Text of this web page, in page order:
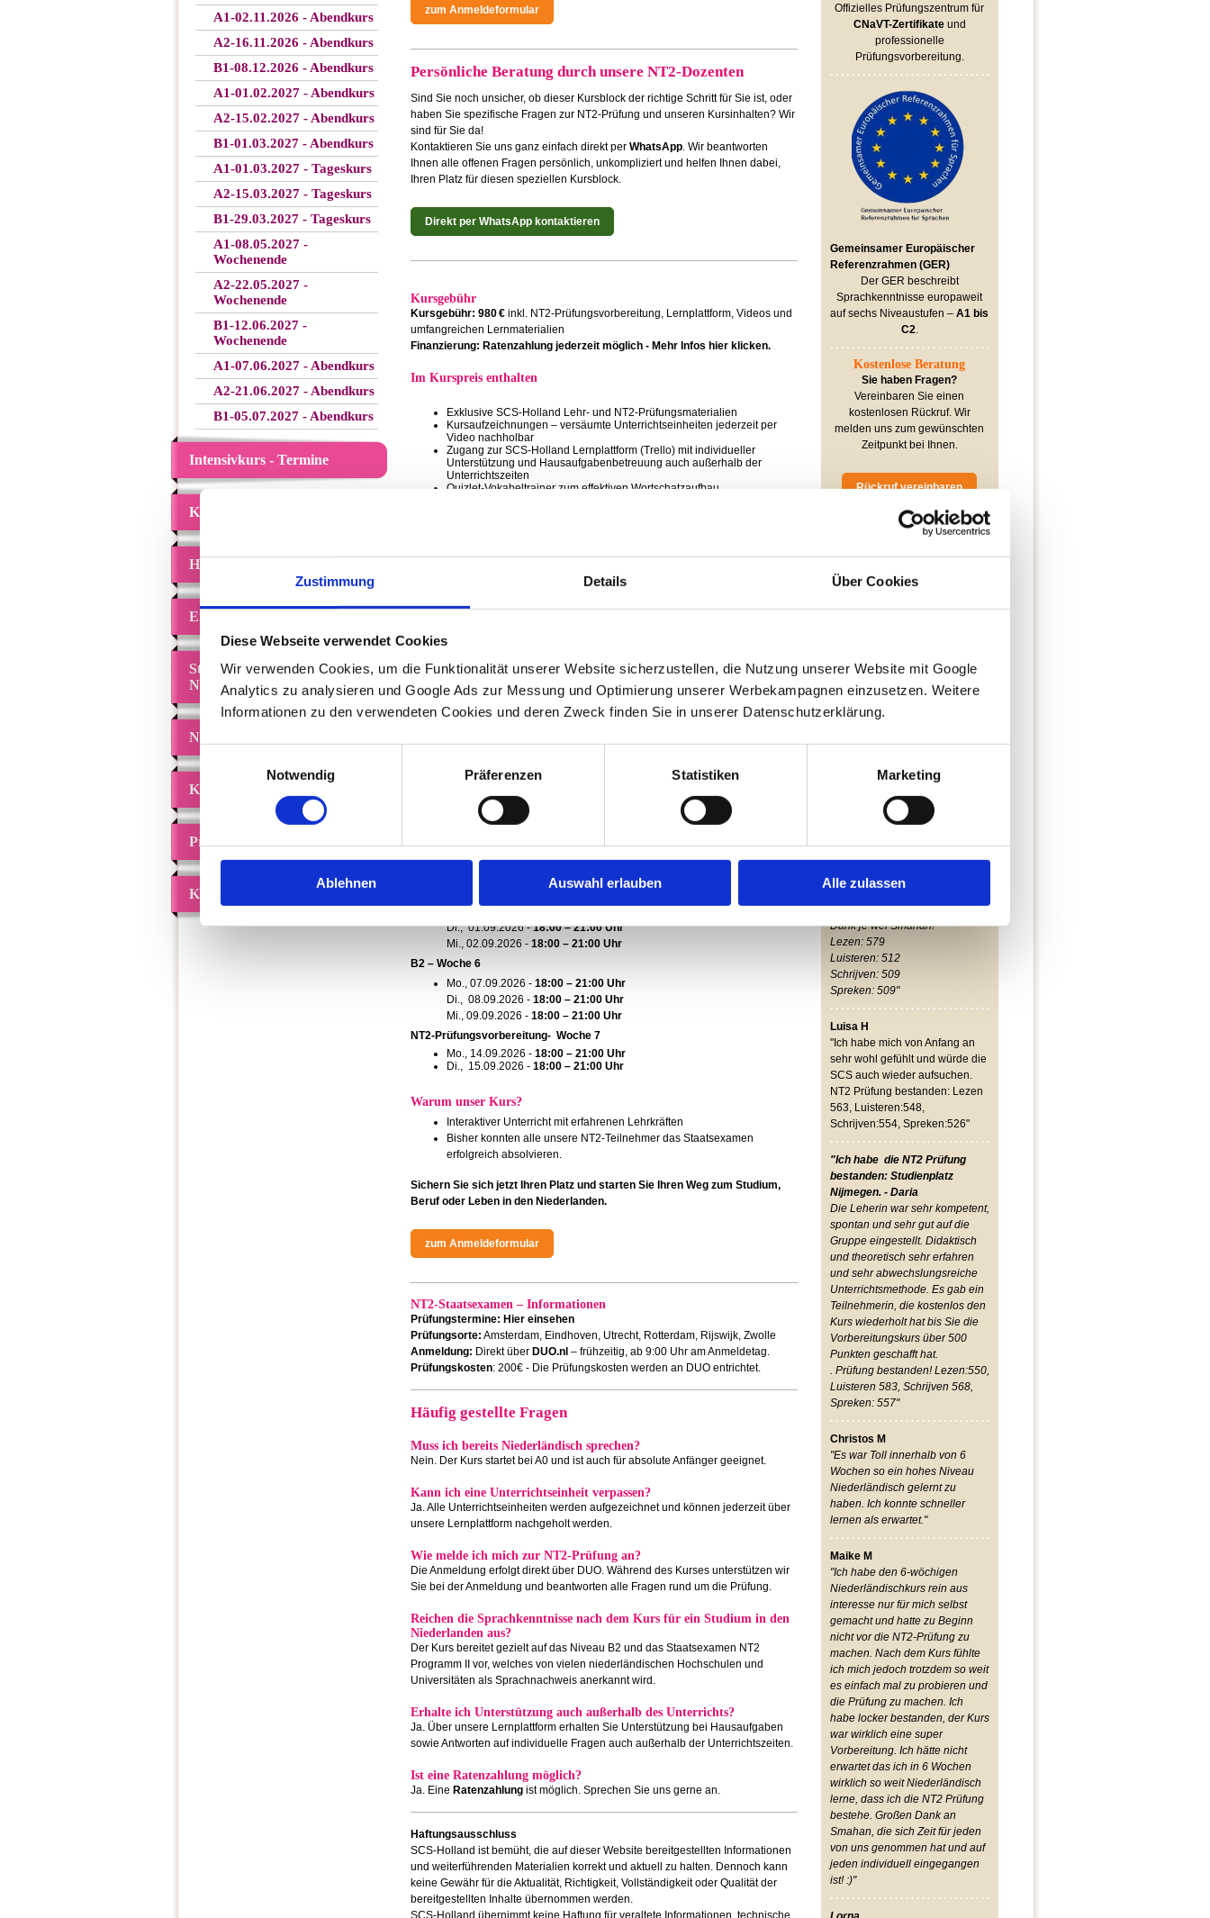
Zustimmung Details Über Cookies
Diese Webseite verwendet Cookies
Wir verwenden Cookies, um die Funktionalität unserer Website sicherzustellen, die Nutzung unserer Website mit Google
Analytics zu analysieren und Google Ads zur Messung und Optimierung unserer Werbekampagnen einzusetzen. Weitere
Informationen zu den verwendeten Cookies und deren Zweck finden Sie in unserer Datenschutzerklärung.
Einwilligungsauswahl
Notwendig
Präferenzen Statistiken Marketing
Ablehnen Auswahl erlauben Alle zulassen
A1-02.11.2026 - Abendkurs
A2-16.11.2026 - Abendkurs
B1-08.12.2026 - Abendkurs
A1-01.02.2027 - Abendkurs
A2-15.02.2027 - Abendkurs
B1-01.03.2027 - Abendkurs
A1-01.03.2027 - Tageskurs
A2-15.03.2027 - Tageskurs
B1-29.03.2027 - Tageskurs
A1-08.05.2027 -
Wochenende
A2-22.05.2027 -
Wochenende
B1-12.06.2027 -
Wochenende
A1-07.06.2027 - Abendkurs
A2-21.06.2027 - Abendkurs
B1-05.07.2027 - Abendkurs
Intensivkurs - Termine
Kursanmeldung
Häufige Fragen (FAQ)
Erfahrungsberichte
Studieren in den
Niederlanden
Nt2 Online Kurs
Kursinhalt
Preise
Kontakt
zum Anmeldeformular
Persönliche Beratung durch unsere NT2-Dozenten
Sind Sie noch unsicher, ob dieser Kursblock der richtige Schritt für Sie ist, oder
haben Sie spezifische Fragen zur NT2-Prüfung und unseren Kursinhalten? Wir
sind für Sie da!
Kontaktieren Sie uns ganz einfach direkt per WhatsApp. Wir beantworten
Ihnen alle offenen Fragen persönlich, unkompliziert und helfen Ihnen dabei,
Ihren Platz für diesen speziellen Kursblock.
Direkt per WhatsApp kontaktieren
Kursgebühr
Kursgebühr: 980 €inkl. NT2-Prüfungsvorbereitung, Lernplattform, Videos und
umfangreichen Lernmaterialien
Finanzierung: Ratenzahlung jederzeit möglich - Mehr Infos hier klicken.
Im Kurspreis enthalten
Exklusive SCS-Holland Lehr- und NT2-Prüfungsmaterialien
Kursaufzeichnungen – versäumte Unterrichtseinheiten jederzeit per
Video nachholbar
Zugang zur SCS-Holland Lernplattform (Trello) mit individueller
Unterstützung und Hausaufgabenbetreuung auch außerhalb der
Unterrichtszeiten
Quizlet-Vokabeltrainer zum effektiven Wortschatzaufbau
A1.1 – Woche 1
Di., 04.08.2026 -
A1.2 – Woche 2
Mo., 10.08.2026 -18:00 – 21:00 Uhr
Di., 11.08.2026 -18:00 – 21:00 Uhr
A2.1 – Woche 3
Mo., 17.08.2026 -
Di., 18.08.2026 -18:00 – 21:00 Uhr
Mi., 19.08.2026 -
A2.2 – Woche 4
Di., 01.09.2026 -18:00 – 21:00 Uhr
Mi., 02.09.2026 - 18:00 – 21:00 Uhr
B2 – Woche 6
Mo., 07.09.2026 - 18:00 – 21:00 Uhr
Di., 08.09.2026 - 18:00 – 21:00 Uhr
Mi., 09.09.2026 - 18:00 – 21:00 Uhr
NT2-Prüfungsvorbereitung- Woche 7
Mo., 14.09.2026 - 18:00 – 21:00 Uhr
Di., 15.09.2026 - 18:00 – 21:00 Uhr
Warum unser Kurs?
Interaktiver Unterricht mit erfahrenen Lehrkräften
Bisher konnten alle unsere NT2-Teilnehmer das Staatsexamen
erfolgreich absolvieren.
Sichern Sie sich jetzt Ihren Platz und starten Sie Ihren Weg zum Studium,
Beruf oder Leben in den Niederlanden.
zum Anmeldeformular
NT2-Staatsexamen – Informationen
Prüfungstermine: Hier einsehen
Prüfungsorte: Amsterdam, Eindhoven, Utrecht, Rotterdam, Rijswijk, Zwolle
Anmeldung: Direkt über DUO.nl – frühzeitig, ab 9:00 Uhr am Anmeldetag.
Prüfungskosten: 200€ - Die Prüfungskosten werden an DUO entrichtet.
Häufig gestellte Fragen
Muss ich bereits Niederländisch sprechen?
Nein. Der Kurs startet bei A0 und ist auch für absolute Anfänger geeignet.
Kann ich eine Unterrichtseinheit verpassen?
Ja. Alle Unterrichtseinheiten werden aufgezeichnet und können jederzeit über
unsere Lernplattform nachgeholt werden.
Wie melde ich mich zur NT2-Prüfung an?
Die Anmeldung erfolgt direkt über DUO. Während des Kurses unterstützen wir
Sie bei der Anmeldung und beantworten alle Fragen rund um die Prüfung.
Reichen die Sprachkenntnisse nach dem Kurs für ein Studium in den
Niederlanden aus?
Der Kurs bereitet gezielt auf das Niveau B2 und das Staatsexamen NT2
Programm II vor, welches von vielen niederländischen Hochschulen und
Universitäten als Sprachnachweis anerkannt wird.
Erhalte ich Unterstützung auch außerhalb des Unterrichts?
Ja. Über unsere Lernplattform erhalten Sie Unterstützung bei Hausaufgaben
sowie Antworten auf individuelle Fragen auch außerhalb der Unterrichtszeiten.
Ist eine Ratenzahlung möglich?
Ja. Eine Ratenzahlungist möglich. Sprechen Sie uns gerne an.
Haftungsausschluss
SCS-Holland ist bemüht, die auf dieser Website bereitgestellten Informationen
und weiterführenden Materialien korrekt und aktuell zu halten. Dennoch kann
keine Gewähr für die Aktualität, Richtigkeit, Vollständigkeit oder Qualität der
bereitgestellten Inhalte übernommen werden.
SCS-Holland übernimmt keine Haftung für veraltete Informationen, technische
Offizielles Prüfungszentrum für
CNaVT-Zertifikateund
professionelle
Prüfungsvorbereitung.
Gemeinsamer Europäischer
Referenzrahmen (GER)
Der GER beschreibt
Sprachkenntnisse europaweit
auf sechs Niveaustufen – A1 bis
C2.
Kostenlose Beratung
Sie haben Fragen?
Vereinbaren Sie einen
kostenlosen Rückruf. Wir
melden uns zum gewünschten
Zeitpunkt bei Ihnen.
Rückruf vereinbaren
finden Sie hier
⭐Teilnehmerbewertungen
Jasmin
"Der Kurs ist wirklich nur zu
empfehlen! Auch der Abendkurs
neben einem Vollzeitjob ist
beschrieben - viel außerhalb
dann ist es wirlich in der kurzen
Zeit machbar!
Speziell die Prüfungs-
vorbereitung ist einfach super,
da man so genau auf die
Situationen eingestellt ist.
Super Atmosphäre im Kurs,
Lehrerin :)
Dank je wel Smahan!
Lezen: 579
Luisteren: 512
Schrijven: 509
Spreken: 509"
Luisa H
"Ich habe mich von Anfang an
sehr wohl gefühlt und würde die
SCS auch wieder aufsuchen.
NT2 Prüfung bestanden: Lezen
563, Luisteren:548,
Schrijven:554, Spreken:526"
"Ich habe die NT2 Prüfung
bestanden: Studienplatz
Nijmegen. - Daria
Die Leherin war sehr kompetent,
spontan und sehr gut auf die
Gruppe eingestellt. Didaktisch
und theoretisch sehr erfahren
und sehr abwechslungsreiche
Unterrichtsmethode. Es gab ein
Teilnehmerin, die kostenlos den
Kurs wiederholt hat bis Sie die
Vorbereitungskurs über 500
Punkten geschafft hat.
. Prüfung bestanden! Lezen:550,
Luisteren 583, Schrijven 568,
Spreken: 557"
Christos M
"Es war Toll innerhalb von 6
Wochen so ein hohes Niveau
Niederländisch gelernt zu
haben. Ich konnte schneller
lernen als erwartet."
Maike M
"Ich habe den 6-wöchigen
Niederländischkurs rein aus
interesse nur für mich selbst
gemacht und hatte zu Beginn
nicht vor die NT2-Prüfung zu
machen. Nach dem Kurs fühlte
ich mich jedoch trotzdem so weit
es einfach mal zu probieren und
die Prüfung zu machen. Ich
habe locker bestanden, der Kurs
war wirklich eine super
Vorbereitung. Ich hätte nicht
erwartet das ich in 6 Wochen
wirklich so weit Niederländisch
lerne, dass ich die NT2 Prüfung
bestehe. Großen Dank an
Smahan, die sich Zeit für jeden
von uns genommen hat und auf
jeden individuell eingegangen
ist! :)"